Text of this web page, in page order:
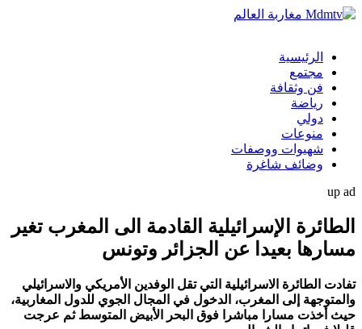
الرئيسية
مجتمع
فن وثقافة
رياضة
دولي
منوعات
شهيوات ووصفات
وضائف شاغرة
up ad
الطائرة الإسرائيلية القادمة الى المغرب تغير
مسارها بعيدا عن الجزائر وتونس
تفادت الطائرة الاسرائيلية التي تقل الوفدين الأمريكي والاسرائيلي
والمتوجهة إلى المغرب، الدخول في المجال الجوي للدول المغاربية،
حيث أخذت مسارا مباشرا فوق البحر الأبيض المتوسط ثم عرجت